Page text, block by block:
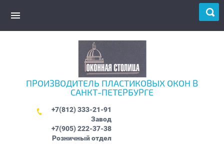
ПРОИЗВОДИТЕЛЬ ПЛАСТИКОВЫХ ОКОН В
САНКТ-ПЕТЕРБУРГЕ
+7(812) 333-21-91
Завод
+7(905) 222-37-38
Розничный отдел